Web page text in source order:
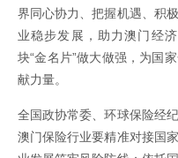
界同心协力、把握机遇、积
业稳步发展，助力澳门经
块“金名片”做大做强，为国
献力量。
全国政协常委、环球保险经
澳门保险行业要精准对接国